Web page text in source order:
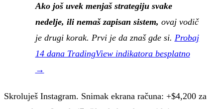
Ako još uvek menjaš strategiju svake
nedelje, ili nemaš zapisan sistem, ovaj vodič
je drugi korak. Prvi je da znaš gde si. Probaj
14 dana TradingView indikatora besplatno
→
Skroluješ Instagram. Snimak ekrana računa: +$4,200 za